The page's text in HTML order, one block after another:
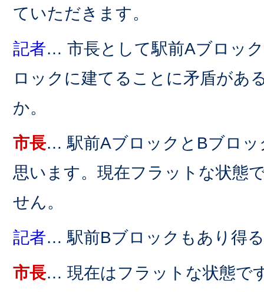
ていただきます。
記者… 市長として駅前Aブロッ
ロックに建てることに矛盾があ
か。
市長… 駅前AブロックとBブロッ
思います。現在フラットな状態
せん。
記者… 駅前Bブロックもあり得
市長… 現在はフラットな状態で